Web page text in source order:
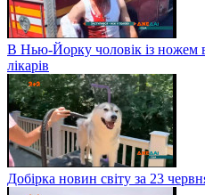
В Нью-Йорку чоловік із ножем
лікарів
Добірка новин світу за 23